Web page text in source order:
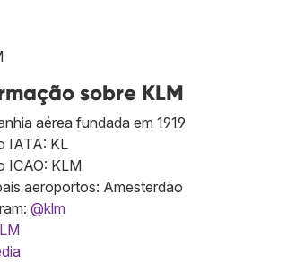
sobre KLM
aérea fundada em 1919
IATA: KL
ICAO: KLM
aeroportos: Amesterdão
@klm